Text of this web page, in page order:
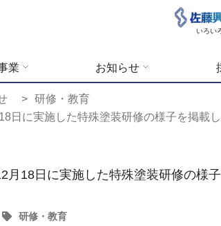
いろい
業 お知らせ
研修・教育
日に実施した特殊塗装研修の様子を掲載
月18日に実施した特殊塗装研修の様
研修・教育